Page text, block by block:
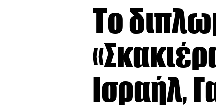
Το
Ισραήλ,